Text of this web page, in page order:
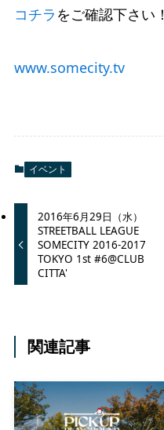
コチラ をご確認下さい！
www.somecity.tv
イベント
2016年6月29日（水）
STREETBALL LEAGUE
SOMECITY 2016-2017
TOKYO 1st #6@CLUB
CITTA'
関連記事